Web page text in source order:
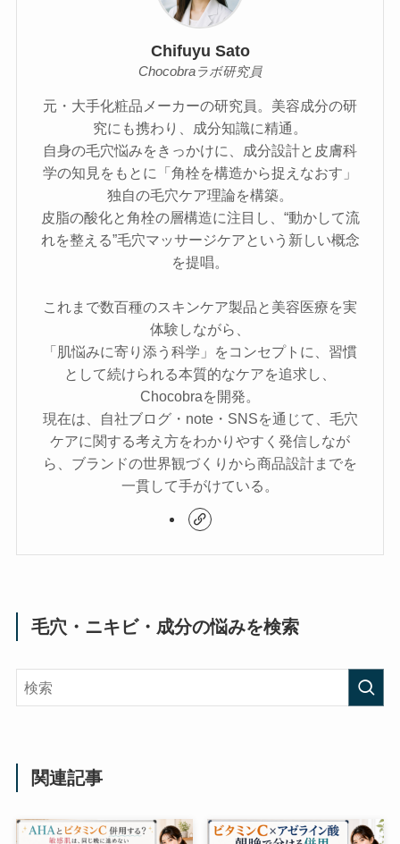
Chifuyu Sato
Chocobraラボ研究員
元・大手化粧品メーカーの研究員。美容成分の研
究にも携わり、成分知識に精通。
自身の毛穴悩みをきっかけに、成分設計と皮膚科
学の知見をもとに「角栓を構造から捉えなおす」
独自の毛穴ケア理論を構築。
皮脂の酸化と角栓の層構造に注目し、“動かして流
れを整える”毛穴マッサージケアという新しい概念
を提唱。
これまで数百種のスキンケア製品と美容医療を実
体験しながら、
「肌悩みに寄り添う科学」をコンセプトに、習慣
として続けられる本質的なケアを追求し、
Chocobraを開発。
現在は、自社ブログ・note・SNSを通じて、毛穴
ケアに関する考え方をわかりやすく発信しなが
ら、ブランドの世界観づくりから商品設計までを
一貫して手がけている。
毛穴・ニキビ・成分の悩みを検索
関連記事